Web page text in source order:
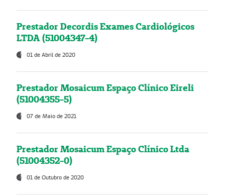
Prestador Decordis Exames Cardiológicos
LTDA (51004347-4)
01 de Abril de 2020
Prestador Mosaicum Espaço Clínico Eireli
(51004355-5)
07 de Maio de 2021
Prestador Mosaicum Espaço Clínico Ltda
(51004352-0)
01 de Outubro de 2020